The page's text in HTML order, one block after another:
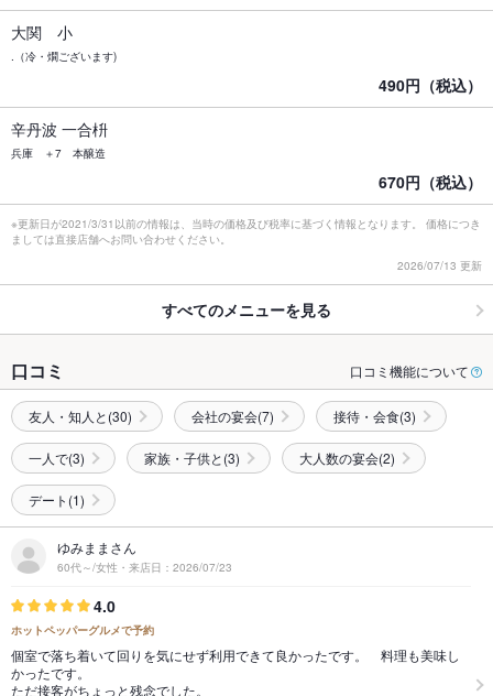
大関 小
.（冷・燗ございます)
490円（税込）
辛丹波 一合枡
兵庫 ＋7 本醸造
670円（税込）
※更新日が2021/3/31以前の情報は、当時の価格及び税率に基づく情報となります。 価格につき
ましては直接店舗へお問い合わせください。
2026/07/13 更新
すべてのメニューを見る
口コミ 口コミ機能について
友人・知人と(30) 会社の宴会(7) 接待・会食(3)
一人で(3) 家族・子供と(3) 大人数の宴会(2)
デート(1)
ゆみままさん
60代～/女性・来店日：2026/07/23
4.0
ホットペッパーグルメで予約
個室で落ち着いて回りを気にせず利用できて良かったです。 料理も美味し
かったです。
ただ接客がちょっと残念でした。